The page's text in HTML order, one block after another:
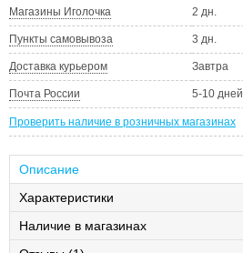
Магазины Иголочка 2 дн.
Пункты самовывоза 3 дн.
Доставка курьером Завтра
Почта России 5-10 дней
Проверить наличие в розничных магазинах
Описание
Характеристики
Наличие в магазинах